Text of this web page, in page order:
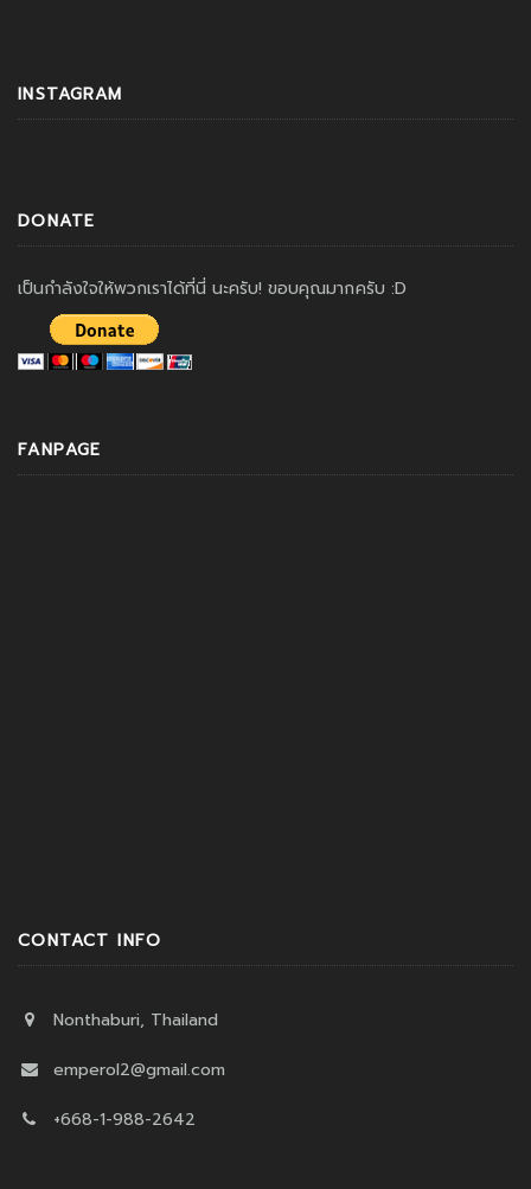
INSTAGRAM
DONATE
เป็นกำลังใจให้พวกเราได้ที่นี่ นะครับ! ขอบคุณมากครับ :D
FANPAGE
CONTACT INFO
Nonthaburi, Thailand
emperol2@gmail.com
+668-1-988-2642